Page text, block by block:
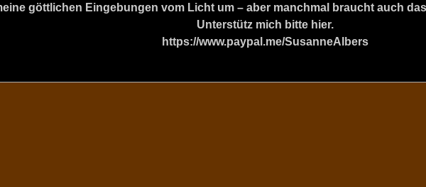
göttlichen Eingebungen vom Licht um – aber manchmal braucht auch
Unterstütz mich bitte hier.
https://www.paypal.me/SusanneAlbers